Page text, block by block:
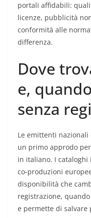
portali affidabili:
licenze, pubblicità
conformità alle
differenza.
Dove
e,
senza
Le emittenti
un primo approdo
in italiano. I cataloghi
co-produzioni
disponibilità che
registrazione,
e permette di salvare